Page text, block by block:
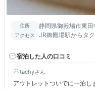
住所 静岡県御殿場市東
アクセス
JR御殿場駅からタ
てすぐ
宿泊した人の口コミ
tachy
アウトレットついでに一泊